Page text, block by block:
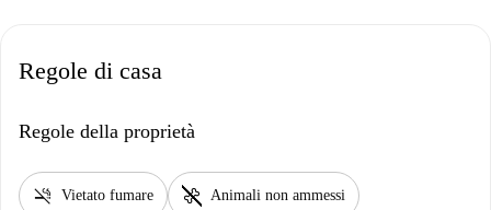
Regole di casa
Regole della proprietà
smoke_free Vietato fumare pet_supplies Animali non ammessi